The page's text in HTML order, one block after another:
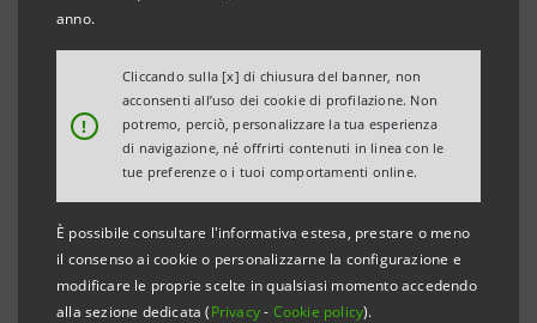
anno.
!
Cliccando sulla [x] di chiusura del banner, non
acconsenti all’uso dei cookie di profilazione. Non
potremo, perciò, personalizzare la tua esperienza
di navigazione, né offrirti contenuti in linea con le
tue preferenze o i tuoi comportamenti online.
È possibile consultare l'informativa estesa, prestare o meno
il consenso ai cookie o personalizzarne la configurazione e
modificare le proprie scelte in qualsiasi momento accedendo
alla sezione dedicata (Privacy- Cookie policy).
Banca Intesa si propone sui mercati internazionali
con una securitisation di mutui ipotecari residenziali
“in bonis” per un totale di Euro 2.026.000.000.
L’operazione, strutturata da Intesa come Sole
Arranger e collocata da Caboto IntesaBci, Crédit
Agricole e Morgan Stanley (Lead Managers e
Bookrunners) si articolerà in quattro tranche. Qui di
seguito i termini indicativi: